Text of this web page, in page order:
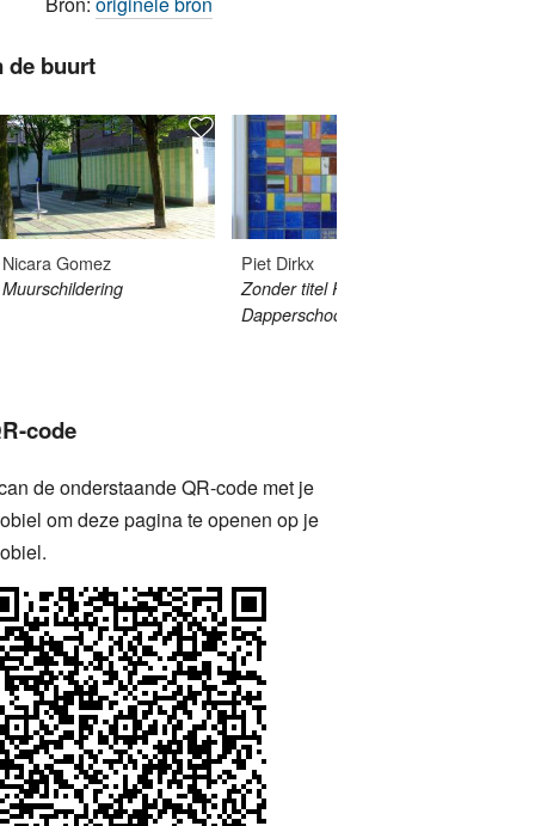
de buurt
Nicara Gomez
Muurschildering
Piet Dirkx
Zonder titel Piet Dirkx
Dapperschool
code
de onderstaande QR-code met je
om deze pagina te openen op je